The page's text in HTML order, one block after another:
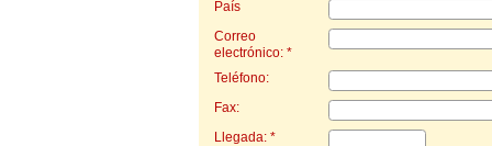
País
Correo
electrónico: *
Teléfono:
Fax:
Llegada: *